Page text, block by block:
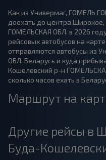
Как из Универмаг, ГОМЕЛЬ
доехать до центра
ГОМЕЛЬСКАЯ ОБЛ. в 2026
рейсовых автобусов на
отправляются автобусы из
ОБЛ. Беларусь и куда
Кошелевский р-н
сколько часов ехать в
Маршрут на
Другие рейсы в
Буда-